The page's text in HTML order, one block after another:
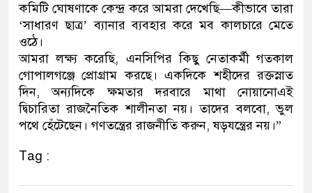
কমিটি ঘোষণাকে কেন্দ্র করে আমরা দেখেছি—কীভাবে তারা
‘সাধারণ ছাত্র’ ব্যানার ব্যবহার করে মব কালচারে মেতে
ওঠে।
আমরা লক্ষ্য করেছি, এনসিপির কিছু নেতাকর্মী গতকাল
গোপালগঞ্জে প্রোগ্রাম করছে। একদিকে শহীদের রক্তস্নাত
দিন, অন্যদিকে ক্ষমতার দরবারে মাথা নোয়ানোএই
দ্বিচারিতা রাজনৈতিক শালীনতা নয়। তাদের বলবো, ভুল
পথে হেঁটেছেন। গণতন্ত্রের রাজনীতি করুন, ষড়যন্ত্রের নয়।”
Tag :